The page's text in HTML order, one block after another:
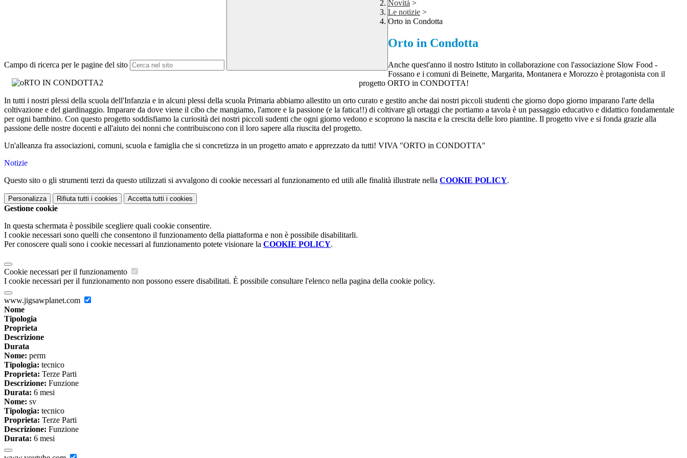
Campo di ricerca per le pagine del sito
Novità >
Le notizie >
Orto in Condotta
Orto in Condotta
Anche quest'anno il nostro Istituto in collaborazione con l'associazione Slow Food -
Fossano e i comuni di Beinette, Margarita, Montanera e Morozzo è protagonista con il
progetto ORTO in CONDOTTA!
In tutti i nostri plessi della scuola dell'Infanzia e in alcuni plessi della scuola Primaria abbiamo allestito un orto curato e gestito anche dai nostri piccoli studenti che giorno dopo giorno imparano l'arte della
coltivazione e del giardinaggio. Imparare da dove viene il cibo che mangiamo, l'amore e la passione (e la fatica!!) di coltivare gli ortaggi che portiamo a tavola è un passaggio educativo e didattico fondamentale
per ogni bambino. Con questo progetto soddisfiamo la curiosità dei nostri piccoli sudenti che ogni giorno vedono e scoprono la nascita e la crescita delle loro piantine. Il progetto vive e si fonda grazie alla
passione delle nostre docenti e all'aiuto dei nonni che contribuiscono con il loro sapere alla riuscita del progetto.
Un'alleanza fra associazioni, comuni, scuola e famiglia che si concretizza in un progetto amato e apprezzato da tutti! VIVA "ORTO in CONDOTTA"
Notizie
Questo sito o gli strumenti terzi da questo utilizzati si avvalgono di cookie necessari al funzionamento ed utili alle finalità illustrate nella COOKIE POLICY.
Personalizza Rifiuta tutti i cookies Accetta tutti i cookies
Gestione cookie
In questa schermata è possibile scegliere quali cookie consentire.
I cookie necessari sono quelli che consentono il funzionamento della piattaforma e non è possibile disabilitarli.
Per conoscere quali sono i cookie necessari al funzionamento potete visionare la COOKIE POLICY.
Cookie necessari per il funzionamento
I cookie necessari per il funzionamento non possono essere disabilitati. È possibile consultare l'elenco nella pagina della cookie policy.
www.jigsawplanet.com
Nome
Tipologia
Proprieta
Descrizione
Durata
Nome: perm
Tipologia: tecnico
Proprieta: Terze Parti
Descrizione: Funzione
Durata: 6 mesi
Nome: sv
Tipologia: tecnico
Proprieta: Terze Parti
Descrizione: Funzione
Durata: 6 mesi